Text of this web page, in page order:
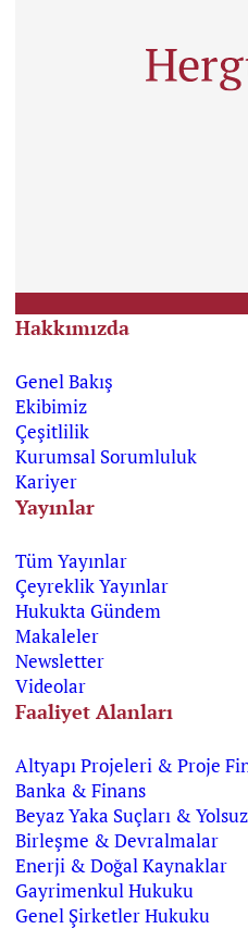
Hakkımızda
Genel Bakış
Ekibimiz
Çeşitlilik
Kurumsal Sorumluluk
Kariyer
Yayınlar
Tüm Yayınlar
Çeyreklik Yayınlar
Hukukta Gündem
Makaleler
Newsletter
Videolar
Faaliyet Alanları
Altyapı Projeleri & Proje
Banka & Finans
Beyaz Yaka Suçları &
Birleşme & Devralmalar
Enerji & Doğal Kaynaklar
Gayrimenkul Hukuku
Genel Şirketler Hukuku